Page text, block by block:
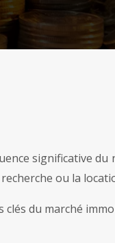
significative du
ou la
du marché